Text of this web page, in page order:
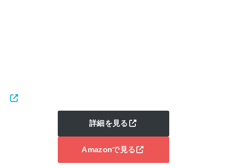
詳細を見る
Amazonで見る